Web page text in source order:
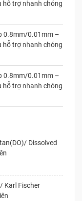
hỗ trợ nhanh chóng
0.8mm/0.01mm –
hỗ trợ nhanh chóng
0.8mm/0.01mm –
hỗ trợ nhanh chóng
Dissolved
Karl Fischer